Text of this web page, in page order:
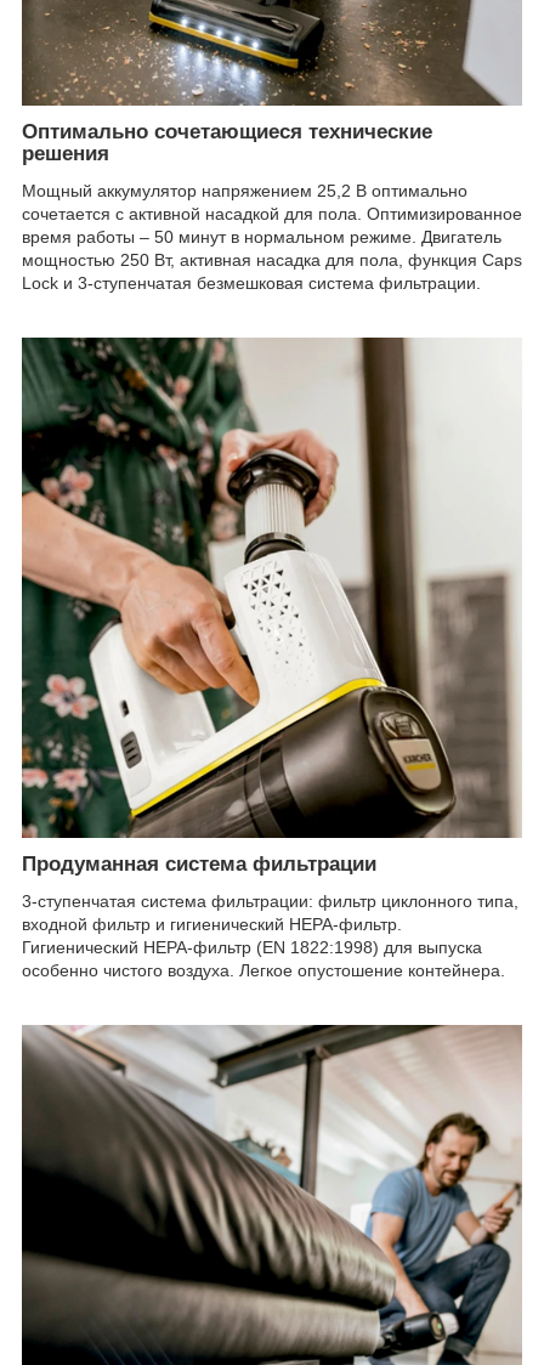
Оптимально сочетающиеся технические
решения
Мощный аккумулятор напряжением 25,2 В оптимально
сочетается с активной насадкой для пола. Оптимизированное
время работы – 50 минут в нормальном режиме. Двигатель
мощностью 250 Вт, активная насадка для пола, функция Caps
Lock и 3-ступенчатая безмешковая система фильтрации.
Продуманная система фильтрации
3-ступенчатая система фильтрации: фильтр циклонного типа,
входной фильтр и гигиенический HEPA-фильтр.
Гигиенический HEPA-фильтр (EN 1822:1998) для выпуска
особенно чистого воздуха. Легкое опустошение контейнера.